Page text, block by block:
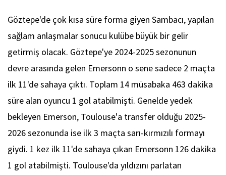
Göztepe'de çok kısa süre forma giyen Sambacı, yapılan
sağlam anlaşmalar sonucu kulübe büyük bir gelir
getirmiş olacak. Göztepe'ye 2024-2025 sezonunun
devre arasında gelen Emersonn o sene sadece 2 maçta
ilk 11'de sahaya çıktı. Toplam 14 müsabaka 463 dakika
süre alan oyuncu 1 gol atabilmişti. Genelde yedek
bekleyen Emerson, Toulouse'a transfer olduğu 2025-
2026 sezonunda ise ilk 3 maçta sarı-kırmızılı formayı
giydi. 1 kez ilk 11'de sahaya çıkan Emersonn 126 dakika
1 gol atabilmişti. Toulouse'da yıldızını parlatan